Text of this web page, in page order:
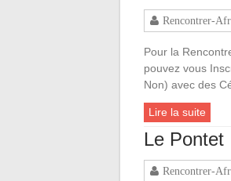
Rencontrer-
Pour la
pouvez vous
Non) avec des
Lire la suite
Le Pontet
Rencontrer-